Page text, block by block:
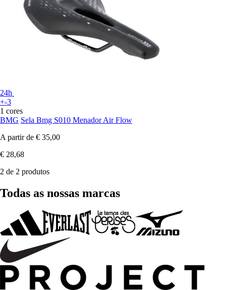
24h
+-3
1 cores
BMG Sela Bmg S010 Menador Air Flow
A partir de € 35,00
€ 28,68
2 de 2 produtos
Todas as nossas marcas